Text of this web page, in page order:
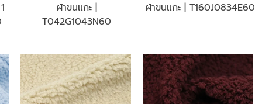
ผ้าขนแกะ |
T042G1043N60
ผ้าขนแกะ | T160J0834E60